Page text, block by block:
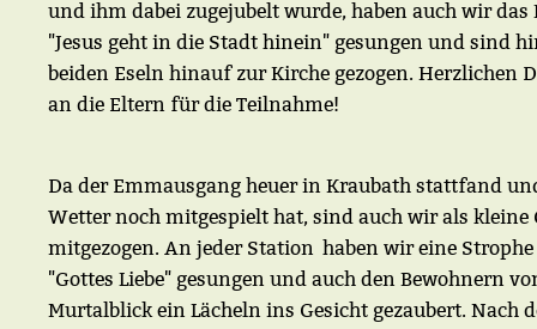
und ihm dabei zugejubelt wurde, haben auch wir das
"Jesus geht in die Stadt hinein" gesungen und sind
beiden Eseln hinauf zur Kirche gezogen. Herzlichen
an die Eltern für die Teilnahme!
Da der Emmausgang heuer in Kraubath stattfand
Wetter noch mitgespielt hat, sind auch wir als kleine
mitgezogen. An jeder Station haben wir eine
"Gottes Liebe" gesungen und auch den Bewohnern
Murtalblick ein Lächeln ins Gesicht gezaubert. Nach